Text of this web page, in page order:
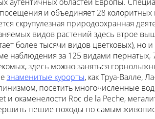
и объединяет 28
скрупулезная природоохранная
видов растений здесь втрое
более тысячи видов цветковых), но
наблюдения за 125 видами
здесь можно заняться
знаменитые курорты, как Труа-Валле,
посетить многочисленные
и окаменелости Roc de la Peche,
пешие походы по самым